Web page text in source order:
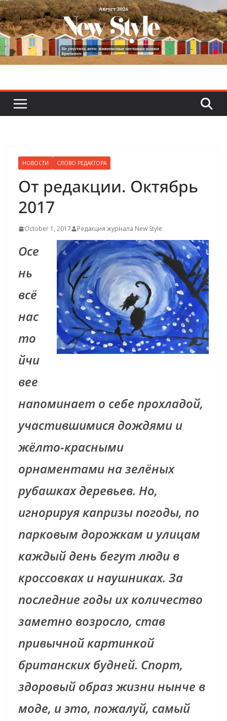
Skip
to
content
НОВОСТИ СЛОВО РЕДАКТОРА
От редакции. Октябрь
2017
October 1, 2017 Редакция журнала New Style
Осе
нь
всё
нас
то
йчи
вее
напоминает о себе прохладой,
участившимися дождями и
жёлто-красными
орнаментами на зелёных
рубашках деревьев. Но,
игнорируя капризы погоды, по
парковым дорожкам и улицам
каждый день бегут люди в
кроссовках и наушниках. За
последние годы их количество
заметно возросло, став
привычной картинкой
британских будней. Спорт,
здоровый образ жизни нынче в
моде, и это, пожалуй, самый